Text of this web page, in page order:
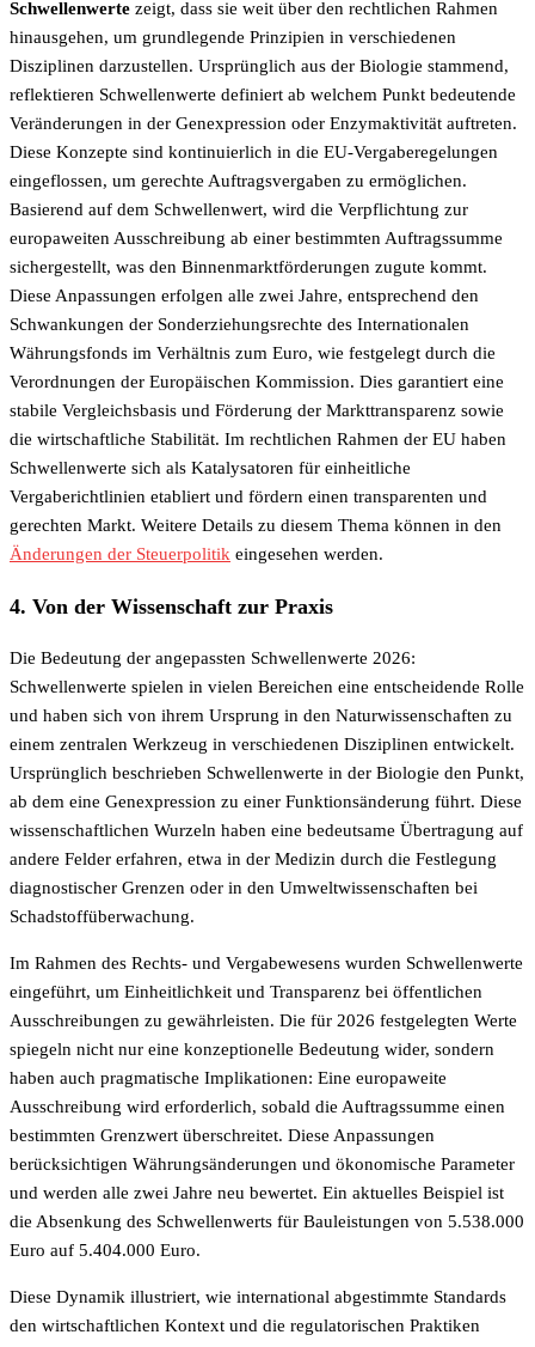
Schwellenwerte zeigt, dass sie weit über den rechtlichen Rahmen
hinausgehen, um grundlegende Prinzipien in verschiedenen
Disziplinen darzustellen. Ursprünglich aus der Biologie stammend,
reflektieren Schwellenwerte definiert ab welchem Punkt bedeutende
Veränderungen in der Genexpression oder Enzymaktivität auftreten.
Diese Konzepte sind kontinuierlich in die EU-Vergaberegelungen
eingeflossen, um gerechte Auftragsvergaben zu ermöglichen.
Basierend auf dem Schwellenwert, wird die Verpflichtung zur
europaweiten Ausschreibung ab einer bestimmten Auftragssumme
sichergestellt, was den Binnenmarktförderungen zugute kommt.
Diese Anpassungen erfolgen alle zwei Jahre, entsprechend den
Schwankungen der Sonderziehungsrechte des Internationalen
Währungsfonds im Verhältnis zum Euro, wie festgelegt durch die
Verordnungen der Europäischen Kommission. Dies garantiert eine
stabile Vergleichsbasis und Förderung der Markttransparenz sowie
die wirtschaftliche Stabilität. Im rechtlichen Rahmen der EU haben
Schwellenwerte sich als Katalysatoren für einheitliche
Vergaberichtlinien etabliert und fördern einen transparenten und
gerechten Markt. Weitere Details zu diesem Thema können in den
Änderungen der Steuerpolitik eingesehen werden.
4. Von der Wissenschaft zur Praxis
Die Bedeutung der angepassten Schwellenwerte 2026:
Schwellenwerte spielen in vielen Bereichen eine entscheidende Rolle
und haben sich von ihrem Ursprung in den Naturwissenschaften zu
einem zentralen Werkzeug in verschiedenen Disziplinen entwickelt.
Ursprünglich beschrieben Schwellenwerte in der Biologie den Punkt,
ab dem eine Genexpression zu einer Funktionsänderung führt. Diese
wissenschaftlichen Wurzeln haben eine bedeutsame Übertragung auf
andere Felder erfahren, etwa in der Medizin durch die Festlegung
diagnostischer Grenzen oder in den Umweltwissenschaften bei
Schadstoffüberwachung.
Im Rahmen des Rechts- und Vergabewesens wurden Schwellenwerte
eingeführt, um Einheitlichkeit und Transparenz bei öffentlichen
Ausschreibungen zu gewährleisten. Die für 2026 festgelegten Werte
spiegeln nicht nur eine konzeptionelle Bedeutung wider, sondern
haben auch pragmatische Implikationen: Eine europaweite
Ausschreibung wird erforderlich, sobald die Auftragssumme einen
bestimmten Grenzwert überschreitet. Diese Anpassungen
berücksichtigen Währungsänderungen und ökonomische Parameter
und werden alle zwei Jahre neu bewertet. Ein aktuelles Beispiel ist
die Absenkung des Schwellenwerts für Bauleistungen von 5.538.000
Euro auf 5.404.000 Euro.
Diese Dynamik illustriert, wie international abgestimmte Standards
den wirtschaftlichen Kontext und die regulatorischen Praktiken